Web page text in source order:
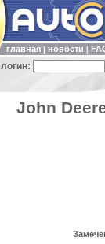
главная новости
логин:
John